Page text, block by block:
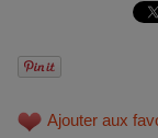
Ajouter aux